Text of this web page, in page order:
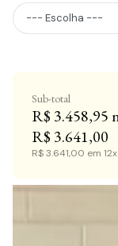
R$ 3.641,00
R$ 3.641,00 em 12x
R$ 3.458,95